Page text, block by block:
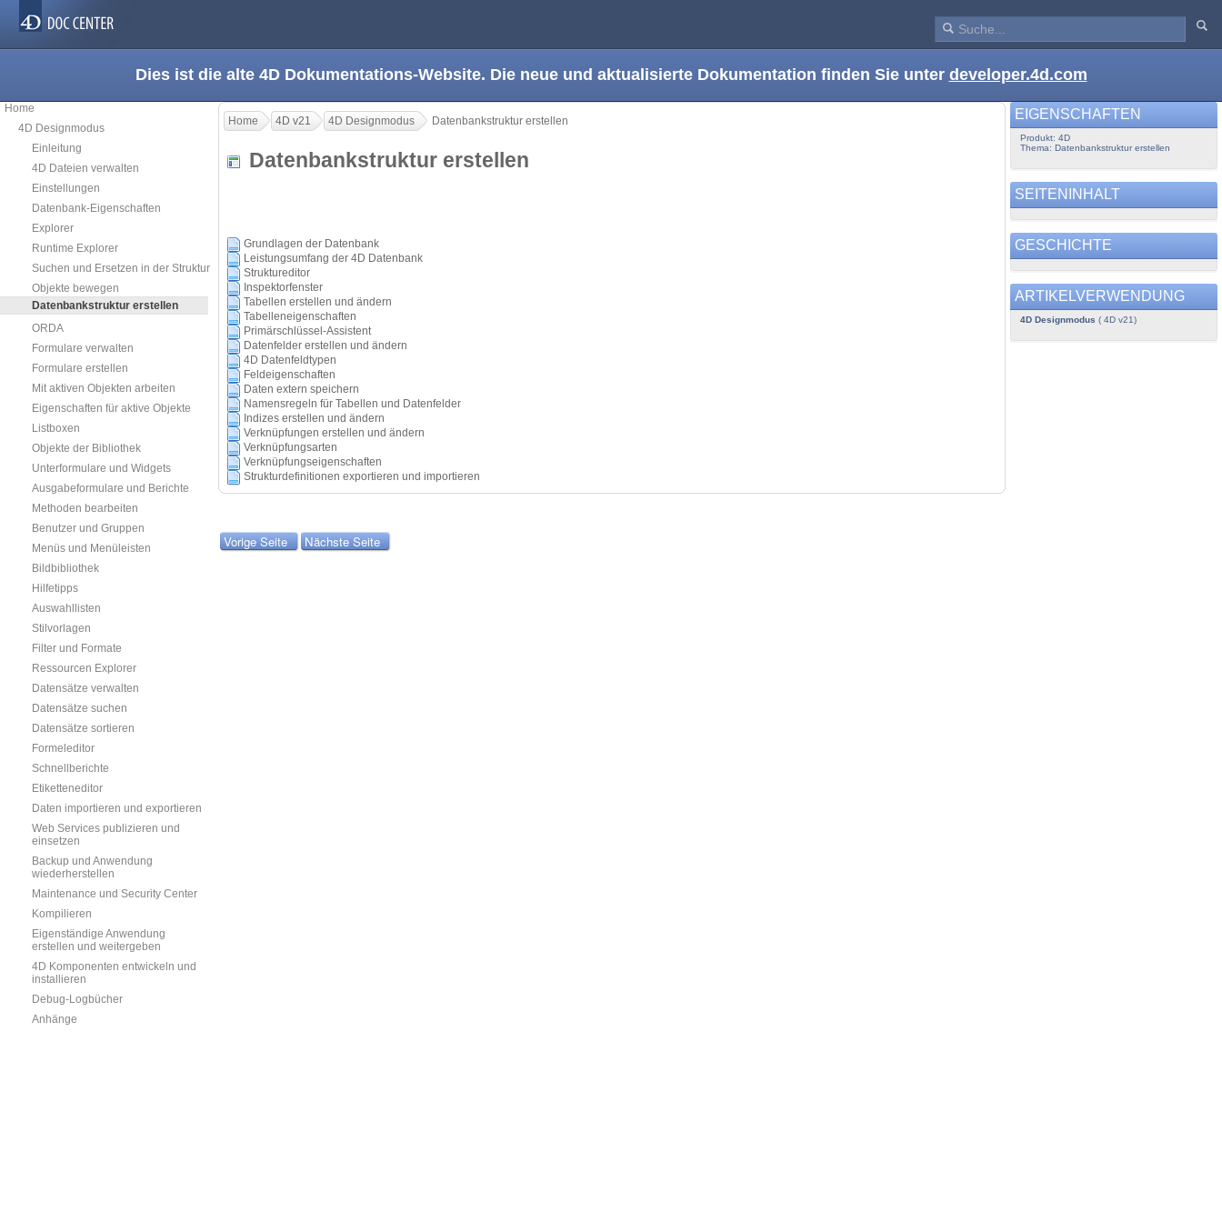
Dies ist die alte 4D Dokumentations-Website. Die neue und aktualisierte Dokumentation finden Sie unter developer.4d.com
Home
4D Designmodus
Einleitung
4D Dateien verwalten
Einstellungen
Datenbank-Eigenschaften
Explorer
Runtime Explorer
Suchen und Ersetzen in der Struktur
Objekte bewegen
Datenbankstruktur erstellen
ORDA
Formulare verwalten
Formulare erstellen
Mit aktiven Objekten arbeiten
Eigenschaften für aktive Objekte
Listboxen
Objekte der Bibliothek
Unterformulare und Widgets
Ausgabeformulare und Berichte
Methoden bearbeiten
Benutzer und Gruppen
Menüs und Menüleisten
Bildbibliothek
Hilfetipps
Auswahllisten
Stilvorlagen
Filter und Formate
Ressourcen Explorer
Datensätze verwalten
Datensätze suchen
Datensätze sortieren
Formeleditor
Schnellberichte
Etiketteneditor
Daten importieren und exportieren
Web Services publizieren und
einsetzen
Backup und Anwendung
wiederherstellen
Maintenance und Security Center
Kompilieren
Eigenständige Anwendung
erstellen und weitergeben
4D Komponenten entwickeln und
installieren
Debug-Logbücher
Anhänge
Home 4D v21 4D Designmodus Datenbankstruktur erstellen
Datenbankstruktur erstellen
Grundlagen der Datenbank
Leistungsumfang der 4D Datenbank
Struktureditor
Inspektorfenster
Tabellen erstellen und ändern
Tabelleneigenschaften
Primärschlüssel-Assistent
Datenfelder erstellen und ändern
4D Datenfeldtypen
Feldeigenschaften
Daten extern speichern
Namensregeln für Tabellen und Datenfelder
Indizes erstellen und ändern
Verknüpfungen erstellen und ändern
Verknüpfungsarten
Verknüpfungseigenschaften
Strukturdefinitionen exportieren und importieren
Vorige Seite Nächste Seite
EIGENSCHAFTEN
Produkt: 4D
Thema: Datenbankstruktur erstellen
SEITENINHALT
GESCHICHTE
ARTIKELVERWENDUNG
4D Designmodus ( 4D v21)